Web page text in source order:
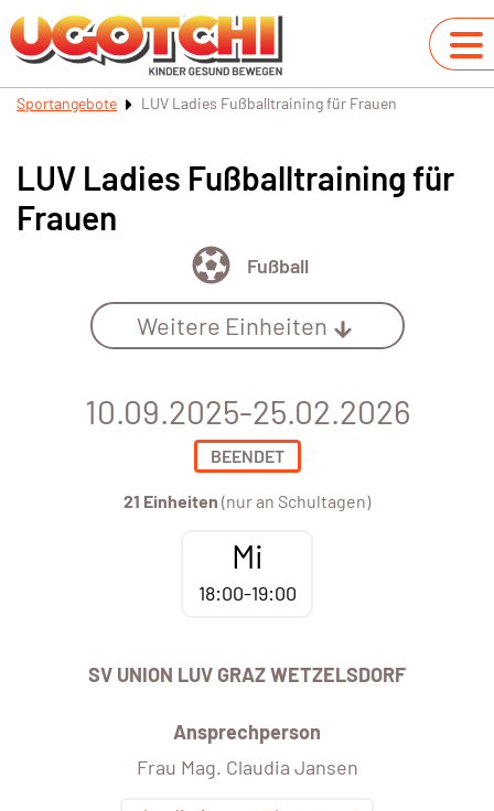
Sportangebote LUV Ladies Fußballtraining für Frauen
LUV Ladies Fußballtraining für
Frauen
Fußball
Weitere Einheiten
10.09.2025-25.02.2026
BEENDET
21 Einheiten (nur an Schultagen)
Mi
18:00-19:00
SV UNION LUV GRAZ WETZELSDORF
Ansprechperson
Frau Mag. Claudia Jansen